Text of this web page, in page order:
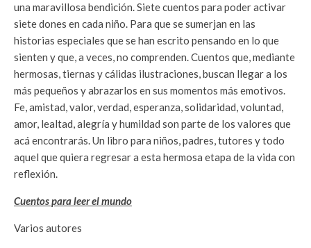
una maravillosa bendición. Siete cuentos para poder activar
siete dones en cada niño. Para que se sumerjan en las
historias especiales que se han escrito pensando en lo que
sienten y que, a veces, no comprenden. Cuentos que, mediante
hermosas, tiernas y cálidas ilustraciones, buscan llegar a los
más pequeños y abrazarlos en sus momentos más emotivos.
Fe, amistad, valor, verdad, esperanza, solidaridad, voluntad,
amor, lealtad, alegría y humildad son parte de los valores que
acá encontrarás. Un libro para niños, padres, tutores y todo
aquel que quiera regresar a esta hermosa etapa de la vida con
reflexión.
Cuentos para leer el mundo
Varios autores